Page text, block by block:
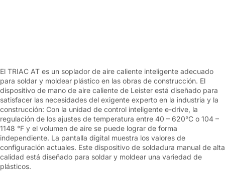
El TRIAC AT es un soplador de aire caliente inteligente adecuado
para soldar y moldear plástico en las obras de construcción. El
dispositivo de mano de aire caliente de Leister está diseñado para
satisfacer las necesidades del exigente experto en la industria y la
construcción: Con la unidad de control inteligente e-drive, la
regulación de los ajustes de temperatura entre 40 – 620°C o 104 –
1148 °F y el volumen de aire se puede lograr de forma
independiente. La pantalla digital muestra los valores de
configuración actuales. Este dispositivo de soldadura manual de alta
calidad está diseñado para soldar y moldear una variedad de
plásticos.